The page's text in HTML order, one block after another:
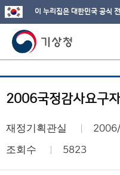
이 누리집은 대한민국 공식
2006국정감사요구
재정기획관실
조회수 5823